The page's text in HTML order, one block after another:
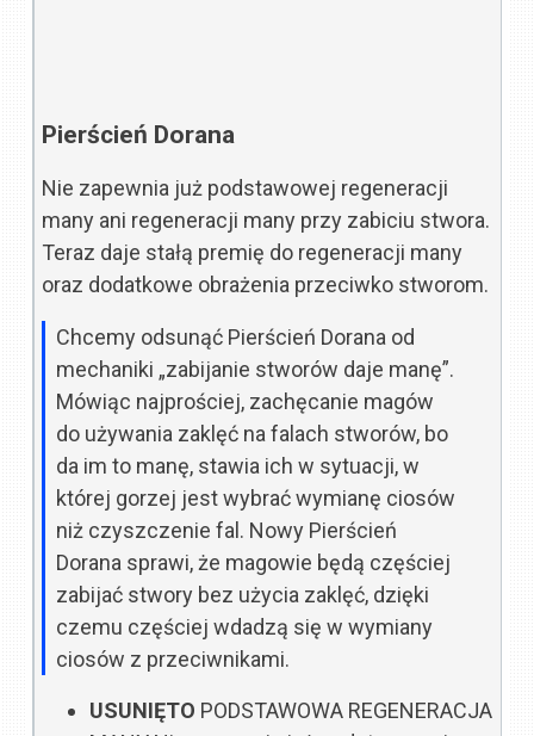
Pierścień Dorana
Nie zapewnia już podstawowej regeneracji
many ani regeneracji many przy zabiciu stwora.
Teraz daje stałą premię do regeneracji many
oraz dodatkowe obrażenia przeciwko stworom.
Chcemy odsunąć Pierścień Dorana od
mechaniki „zabijanie stworów daje manę”.
Mówiąc najprościej, zachęcanie magów
do używania zaklęć na falach stworów, bo
da im to manę, stawia ich w sytuacji, w
której gorzej jest wybrać wymianę ciosów
niż czyszczenie fal. Nowy Pierścień
Dorana sprawi, że magowie będą częściej
zabijać stwory bez użycia zaklęć, dzięki
czemu częściej wdadzą się w wymiany
ciosów z przeciwnikami.
USUNIĘTO PODSTAWOWA REGENERACJA